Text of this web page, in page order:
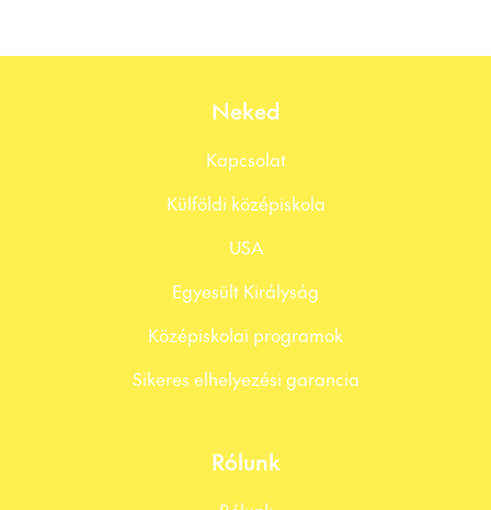
Neked
Kapcsolat
Külföldi középiskola
USA
Egyesült Királyság
Középiskolai programok
Sikeres elhelyezési garancia
Rólunk